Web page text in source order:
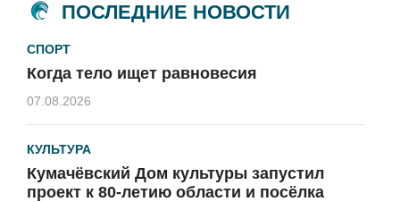
ПОСЛЕДНИЕ НОВОСТИ
СПОРТ
Когда тело ищет равновесия
07.08.2026
КУЛЬТУРА
Кумачёвский Дом культуры запустил
проект к 80-летию области и посёлка